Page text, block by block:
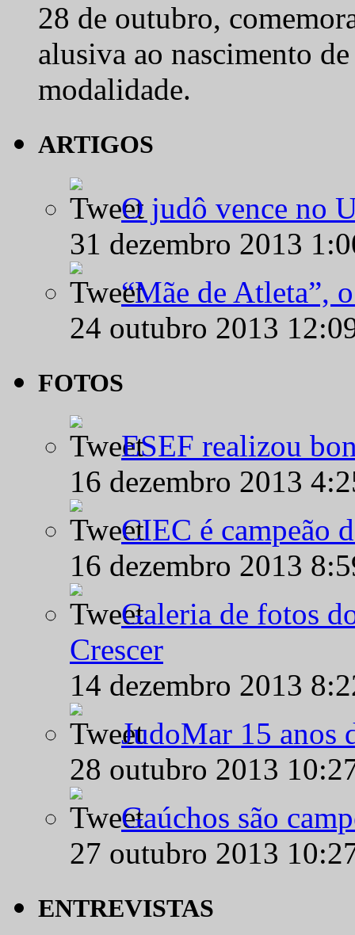
28 de outubro,
alusiva ao nascimento
modalidade.
ARTIGOS
O judô vence no
31 dezembro 2013
“Mãe de Atleta”,
24 outubro 2013
FOTOS
ESEF realizou
16 dezembro 2013
CIEC é campeão
16 dezembro 2013
Galeria de fotos
Crescer
14 dezembro 2013
JudoMar 15 anos
28 outubro 2013
Gaúchos são
27 outubro 2013
ENTREVISTAS